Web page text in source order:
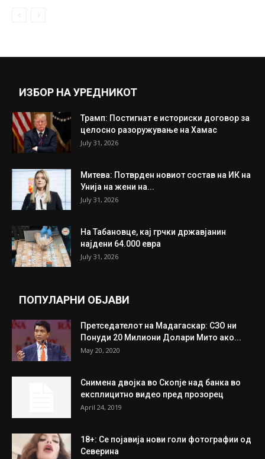
ИЗБОР НА УРЕДНИКОТ
Трамп: Постигнат е историски договор за
целосно разоружување на Хамас
July 31, 2026
Митева: Потврден новиот состав на ИК на
Унија на жени на...
July 31, 2026
На Табановце, кај грчки државјанин
најдени 64.000 евра
July 31, 2026
ПОПУЛАРНИ ОБЈАВИ
Претседателот на Мадагаскар: СЗО ни
Понуди 20 Милиони Долари Мито ако...
May 20, 2020
Снимена двојка во Скопје над банка во
експлицитно видео пред прозорец
April 24, 2019
18+: Се појавија нови голи фотографии од
Северина